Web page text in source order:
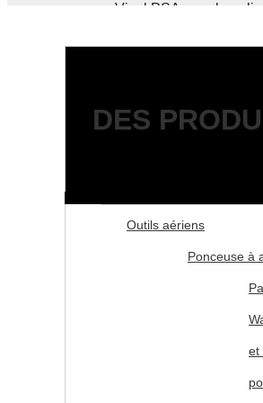
pouces Vinyl PSA pour le
DES
Outils aériens
Ponceuse à
et